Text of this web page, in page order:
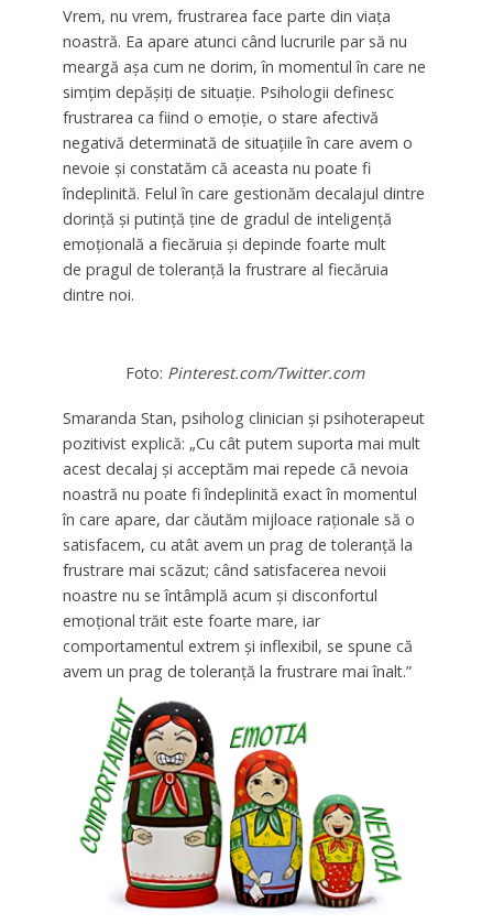
Vrem, nu vrem, frustrarea face parte din viaţa
noastră. Ea apare atunci când lucrurile par să nu
meargă aşa cum ne dorim, în momentul în care ne
simţim depăşiţi de situaţie. Psihologii definesc
frustrarea ca fiind o emoţie, o stare afectivă
negativă determinată de situaţiile în care avem o
nevoie şi constatăm că aceasta nu poate fi
îndeplinită. Felul în care gestionăm decalajul dintre
dorinţă şi putință ţine de gradul de inteligenţă
emoţională a fiecăruia şi depinde foarte mult
de pragul de toleranţă la frustrare al fiecăruia
dintre noi.
Foto: Pinterest.com/Twitter.com
Smaranda Stan, psiholog clinician și psihoterapeut
pozitivist explică: „Cu cât putem suporta mai mult
acest decalaj şi acceptăm mai repede că nevoia
noastră nu poate fi îndeplinită exact în momentul
în care apare, dar căutăm mijloace raţionale să o
satisfacem, cu atât avem un prag de toleranţă la
frustrare mai scăzut; când satisfacerea nevoii
noastre nu se întâmplă acum şi disconfortul
emoţional trăit este foarte mare, iar
comportamentul extrem şi inflexibil, se spune că
avem un prag de toleranţă la frustrare mai înalt.”